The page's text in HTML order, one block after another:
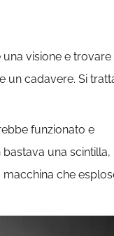
visione e trovare
un cadavere. Si
funzionato e
una scintilla,
che